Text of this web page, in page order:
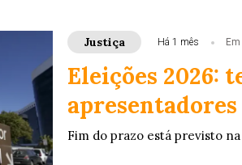
Justiça Há 1 mês
Eleições 2026:
Fim do prazo está previsto